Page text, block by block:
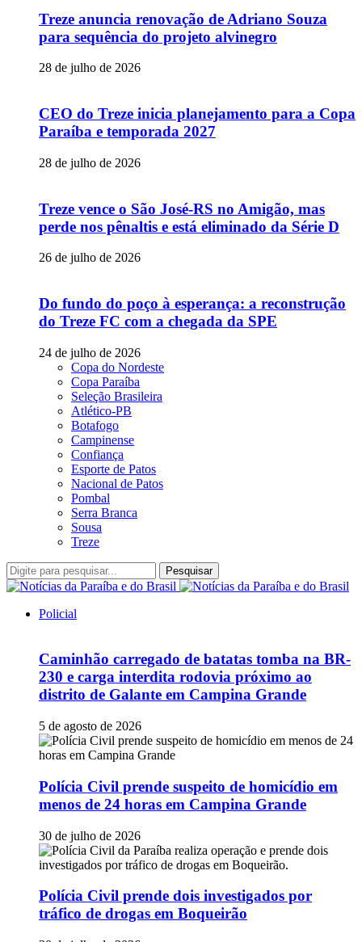
Treze anuncia renovação de Adriano Souza
para sequência do projeto alvinegro
28 de julho de 2026
CEO do Treze inicia planejamento para a Copa
Paraíba e temporada 2027
28 de julho de 2026
Treze vence o São José-RS no Amigão, mas
perde nos pênaltis e está eliminado da Série D
26 de julho de 2026
Do fundo do poço à esperança: a reconstrução
do Treze FC com a chegada da SPE
24 de julho de 2026
Copa do Nordeste
Copa Paraíba
Seleção Brasileira
Atlético-PB
Botafogo
Campinense
Confiança
Esporte de Patos
Nacional de Patos
Pombal
Serra Branca
Sousa
Treze
Pesquisar
Policial
Caminhão carregado de batatas tomba na BR-
230 e carga interdita rodovia próximo ao
distrito de Galante em Campina Grande
5 de agosto de 2026
Polícia Civil prende suspeito de homicídio em
menos de 24 horas em Campina Grande
30 de julho de 2026
Polícia Civil prende dois investigados por
tráfico de drogas em Boqueirão